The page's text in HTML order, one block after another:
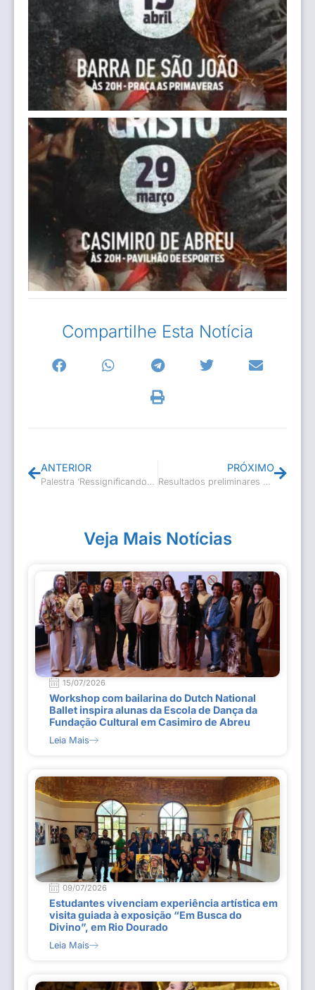
Compartilhe Esta Notícia
ANTERIOR PRÓXIMO
Veja Mais Notícias
15/07/2026
Workshop com bailarina do Dutch National
Ballet inspira alunas da Escola de Dança da
Fundação Cultural em Casimiro de Abreu
Leia Mais
09/07/2026
Estudantes vivenciam experiência artística em
visita guiada à exposição “Em Busca do
Divino”, em Rio Dourado
Leia Mais